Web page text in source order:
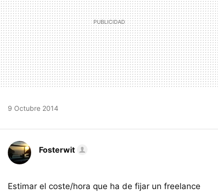
9 Octubre 2014
Fosterwit
Estimar el coste/hora que ha de fijar un freelance